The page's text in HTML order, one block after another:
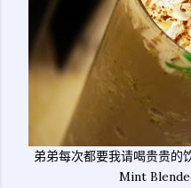
弟弟每次都要我请喝贵贵
Mint